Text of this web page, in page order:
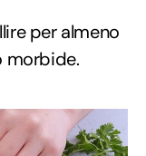
per almeno
morbide.